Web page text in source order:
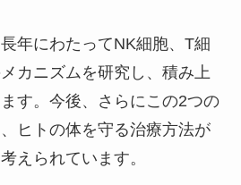
年にわたってNK細胞、T細
カニズムを研究し、積み上
す。今後、さらにこの2つの
ヒトの体を守る治療方法が
えられています。